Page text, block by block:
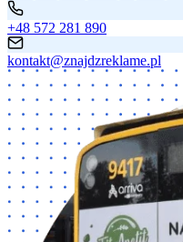
+48 572 281 890
kontakt@znajdzreklame.pl